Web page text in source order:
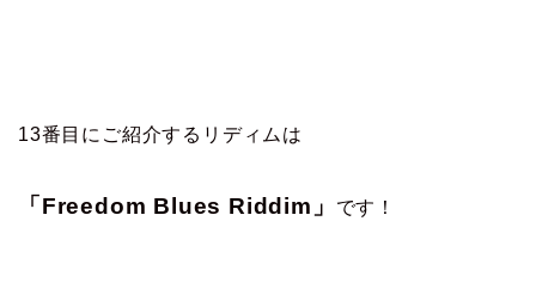
13番目にご紹介するリディムは
「Freedom Blues Riddim」 です！